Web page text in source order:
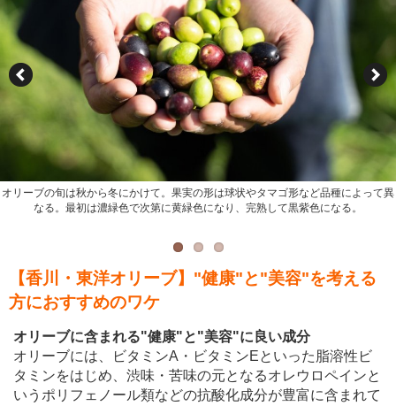
オリーブの旬は秋から冬にかけて。果実の形は球状やタマゴ形など品種によって異
なる。最初は濃緑色で次第に黄緑色になり、完熟して黒紫色になる。
「東洋オリーブ」では、オリーブ果実を１粒１粒手で摘むことにこだわっている。
オリーブの実は落ちたり当たったりしたところから傷みが始まるため、傷がつかな
オリーブ畑で収穫作業に従事するみなさん。オリーブ畑はよく陽が当たる南側の山
の斜面にあり、奥には穏やかな瀬戸内海の景色が広がる。
【香川・東洋オリーブ】"健康"と"美容"を考える
方におすすめのワケ
オリーブに含まれる"健康"と"美容"に良い成分
オリーブには、ビタミンA・ビタミンEといった脂溶性ビ
タミンをはじめ、渋味・苦味の元となるオレウロペインと
いうポリフェノール類などの抗酸化成分が豊富に含まれて